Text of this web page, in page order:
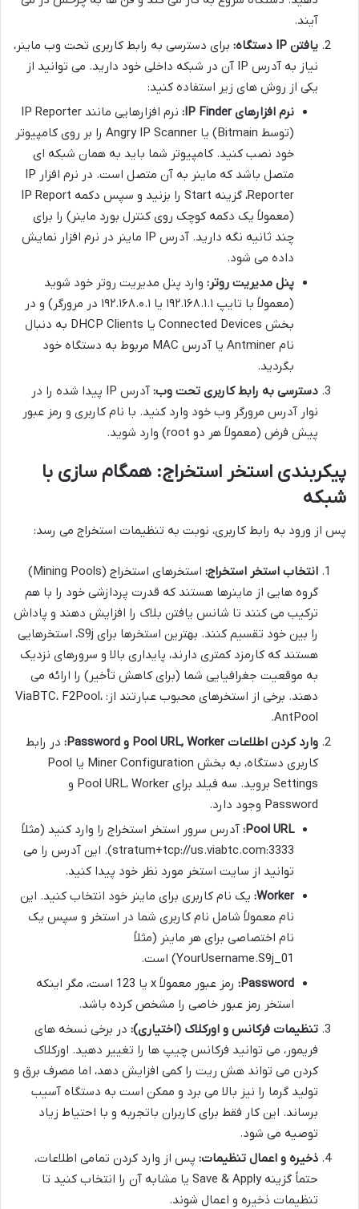
آیند.
یافتن IP دستگاه:
برای دسترسی به رابط کاربری تحت وب ماینر،
نیاز به آدرس IP آن در شبکه داخلی خود دارید. می توانید از
یکی از روش های زیر استفاده کنید:
نرم افزارهای IP Finder:
نرم افزارهایی مانند IP Reporter
(توسط Bitmain) یا Angry IP Scanner را بر روی کامپیوتر
خود نصب کنید. کامپیوتر شما باید به همان شبکه ای
متصل باشد که ماینر به آن متصل است. در نرم افزار IP
Reporter، گزینه Start را بزنید و سپس دکمه IP Report
(معمولاً یک دکمه کوچک روی کنترل بورد ماینر) را برای
چند ثانیه نگه دارید. آدرس IP ماینر در نرم افزار نمایش
داده می شود.
پنل مدیریت روتر: وارد پنل مدیریت روتر خود شوید
(معمولاً با تایپ ۱۹۲.۱۶۸.۱.۱ یا ۱۹۲.۱۶۸.۰.۱ در مرورگر) و در
بخش Connected Devices یا DHCP Clients به دنبال
نام Antminer یا آدرس MAC مربوط به دستگاه خود
بگردید.
دسترسی به رابط کاربری تحت وب:
آدرس IP پیدا شده را در
نوار آدرس مرورگر وب خود وارد کنید. با نام کاربری و رمز عبور
پیش فرض (معمولاً هر دو root) وارد شوید.
پیکربندی استخر استخراج: همگام سازی با
شبکه
پس از ورود به رابط کاربری، نوبت به تنظیمات استخراج می رسد:
انتخاب استخر استخراج:
استخرهای استخراج (Mining Pools)
گروه هایی از ماینرها هستند که قدرت پردازشی خود را با هم
ترکیب می کنند تا شانس یافتن بلاک را افزایش دهند و پاداش
را بین خود تقسیم کنند. بهترین استخرها برای S9j، استخرهایی
هستند که کارمزد کمتری دارند، پایداری بالا و سرورهای نزدیک
به موقعیت جغرافیایی شما (برای کاهش تأخیر) را ارائه می
دهند. برخی از استخرهای محبوب عبارتند از: ViaBTC، F2Pool،
AntPool.
وارد کردن اطلاعات Pool URL, Worker و Password:
در رابط
کاربری دستگاه، به بخش Miner Configuration یا Pool
Settings بروید. سه فیلد برای Pool URL، Worker و
Password وجود دارد.
Pool URL: آدرس سرور استخر استخراج را وارد کنید (مثلاً
stratum+tcp://us.viabtc.com:3333). این آدرس را می
توانید از سایت استخر مورد نظر خود پیدا کنید.
Worker: یک نام کاربری برای ماینر خود انتخاب کنید. این
نام معمولاً شامل نام کاربری شما در استخر و سپس یک
نام اختصاصی برای هر ماینر (مثلاً
YourUsername.S9j_01) است.
Password:
رمز عبور معمولاً x یا 123 است، مگر اینکه
استخر رمز عبور خاصی را مشخص کرده باشد.
تنظیمات فرکانس و اورکلاک (اختیاری): در برخی نسخه های
فریمور، می توانید فرکانس چیپ ها را تغییر دهید. اورکلاک
کردن می تواند هش ریت را کمی افزایش دهد، اما مصرف برق و
تولید گرما را نیز بالا می برد و ممکن است به دستگاه آسیب
برساند. این کار فقط برای کاربران باتجربه و با احتیاط زیاد
توصیه می شود.
ذخیره و اعمال تنظیمات: پس از وارد کردن تمامی اطلاعات،
حتماً گزینه Save & Apply یا مشابه آن را انتخاب کنید تا
تنظیمات ذخیره و اعمال شوند.